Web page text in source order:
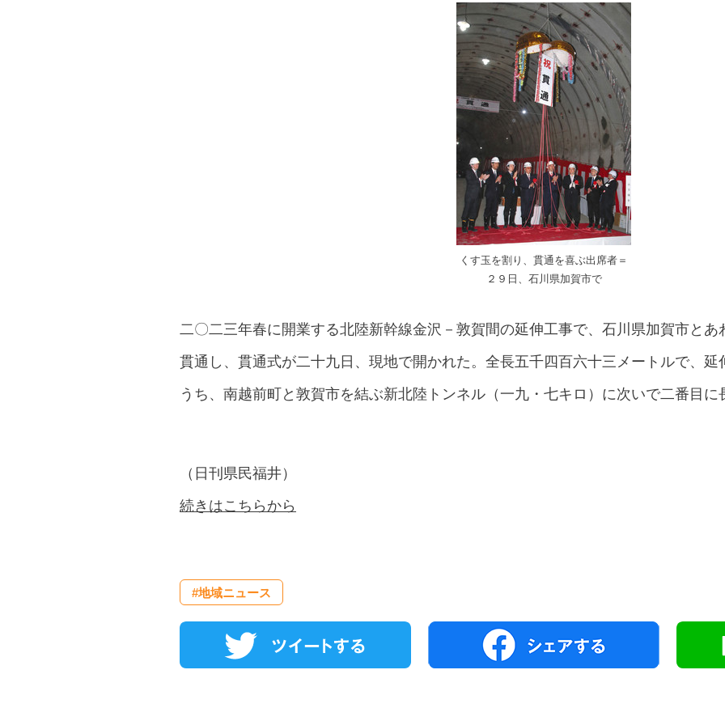
くす玉を割り、貫通を喜ぶ出席者＝
２９日、石川県加賀市で
二〇二三年春に開業する北陸新幹線金沢－敦賀間の延伸工事で、石川県加賀市と
貫通し、貫通式が二十九日、現地で開かれた。全長五千四百六十三メートルで、
うち、南越前町と敦賀市を結ぶ新北陸トンネル（一九・七キロ）に次いで二番目に
（日刊県民福井）
続きはこちらから
#地域ニュース